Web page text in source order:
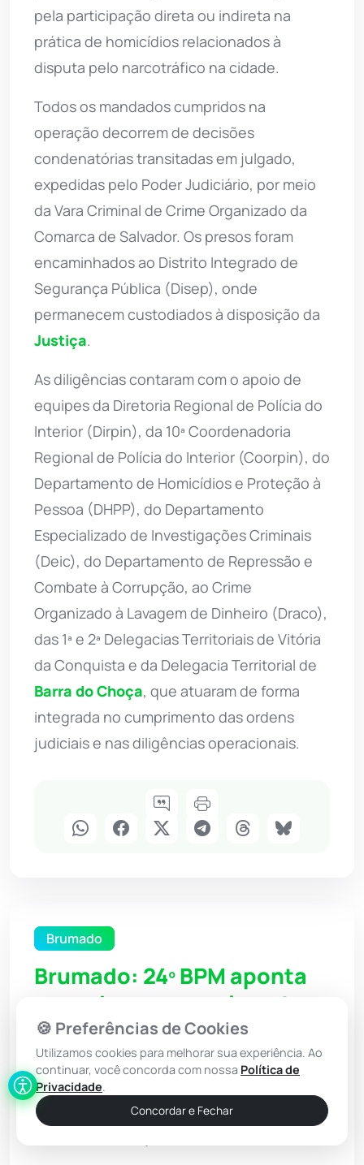
pela participação direta ou indireta na
prática de homicídios relacionados à
disputa pelo narcotráfico na cidade.
Todos os mandados cumpridos na
operação decorrem de decisões
condenatórias transitadas em julgado,
expedidas pelo Poder Judiciário, por meio
da Vara Criminal de Crime Organizado da
Comarca de Salvador. Os presos foram
encaminhados ao Distrito Integrado de
Segurança Pública (Disep), onde
permanecem custodiados à disposição da
Justiça.
As diligências contaram com o apoio de
equipes da Diretoria Regional de Polícia do
Interior (Dirpin), da 10ª Coordenadoria
Regional de Polícia do Interior (Coorpin), do
Departamento de Homicídios e Proteção à
Pessoa (DHPP), do Departamento
Especializado de Investigações Criminais
(Deic), do Departamento de Repressão e
Combate à Corrupção, ao Crime
Organizado à Lavagem de Dinheiro (Draco),
das 1ª e 2ª Delegacias Territoriais de Vitória
da Conquista e da Delegacia Territorial de
Barra do Choça, que atuaram de forma
integrada no cumprimento das ordens
judiciais e nas diligências operacionais.
Brumado
Brumado: 24º BPM aponta
recorde em cumprimento
de prisão de procurados
pela Justiça
03 Jun 2026 / 14:00
🍪 Preferências de Cookies
Utilizamos cookies para melhorar sua experiência. Ao
continuar, você concorda com nossa Política de
Privacidade.
Concordar e Fechar